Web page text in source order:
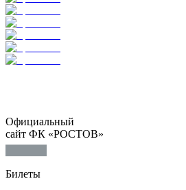
Официальный
сайт ФК «РОСТОВ»
Билеты